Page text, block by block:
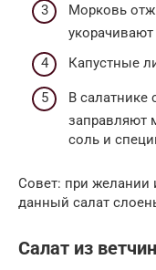
Морковь
Капустные
В салатнике
заправляют
соль и
Совет: при желании
данный салат
Салат из